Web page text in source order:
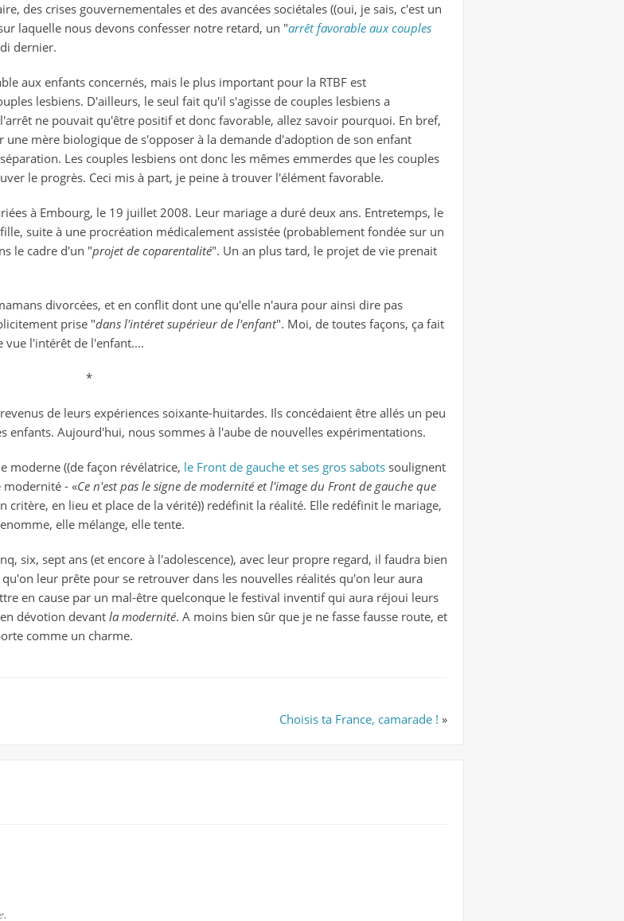
des crises gouvernementales et des avancées sociétales ((oui, je sais, c'est un
laquelle nous devons confesser notre retard, un "arrêt favorable aux couples
dernier.
aux enfants concernés, mais le plus important pour la RTBF est
lesbiens. D'ailleurs, le seul fait qu'il s'agisse de couples lesbiens a
ne pouvait qu'être positif et donc favorable, allez savoir pourquoi. En bref,
mère biologique de s'opposer à la demande d'adoption de son enfant
Les couples lesbiens ont donc les mêmes emmerdes que les couples
le progrès. Ceci mis à part, je peine à trouver l'élément favorable.
à Embourg, le 19 juillet 2008. Leur mariage a duré deux ans. Entretemps, le
suite à une procréation médicalement assistée (probablement fondée sur un
le cadre d'un "projet de coparentalité". Un an plus tard, le projet de vie prenait
divorcées, et en conflit dont une qu'elle n'aura pour ainsi dire pas
prise "dans l'intéret supérieur de l'enfant". Moi, de toutes façons, ça fait
vue l'intérêt de l'enfant....
*
de leurs expériences soixante-huitardes. Ils concédaient être allés un peu
enfants. Aujourd'hui, nous sommes à l'aube de nouvelles expérimentations.
moderne ((de façon révélatrice, le Front de gauche et ses gros sabots soulignent
modernité - «Ce n'est pas le signe de modernité et l'image du Front de gauche que
en lieu et place de la vérité)) redéfinit la réalité. Elle redéfinit le mariage,
elle mélange, elle tente.
six, sept ans (et encore à l'adolescence), avec leur propre regard, il faudra bien
leur prête pour se retrouver dans les nouvelles réalités qu'on leur aura
en cause par un mal-être quelconque le festival inventif qui aura réjoui leurs
dévotion devant la modernité. A moins bien sûr que je ne fasse fausse route, et
comme un charme.
Choisis ta France, camarade ! »